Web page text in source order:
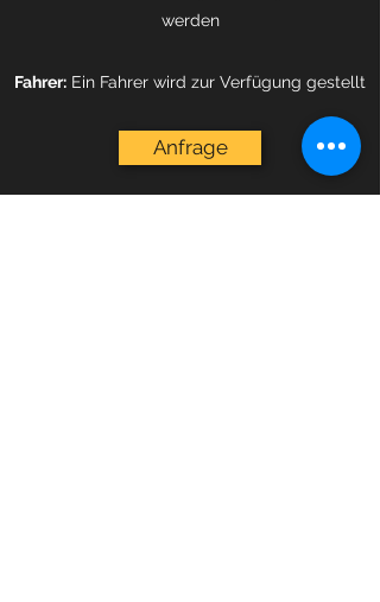
werden
Fahrer: Ein Fahrer wird zur Verfügung gestellt
Anfrage